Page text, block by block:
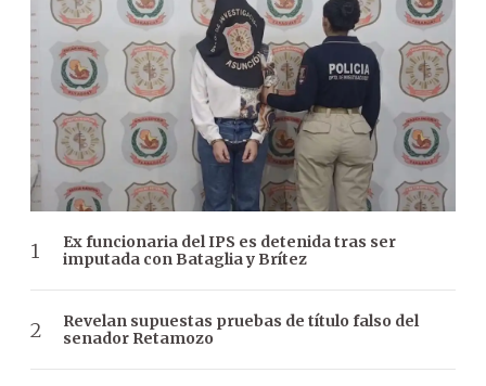
Ex funcionaria del IPS es detenida tras ser
imputada con Bataglia y Brítez
Revelan supuestas pruebas de título falso del
senador Retamozo